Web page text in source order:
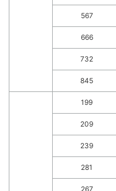
567
666
732
845
199
209
239
281
267